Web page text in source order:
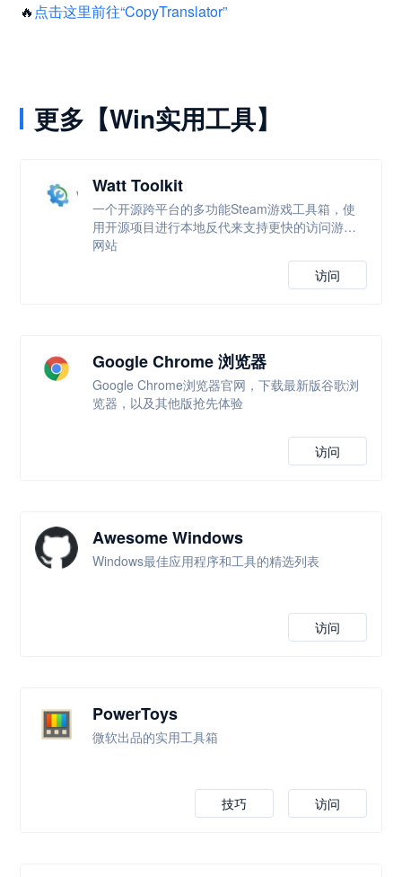
🔥 点击这里前往“CopyTranslator”
更多【Win实用工具】
Watt Toolkit
一个开源跨平台的多功能Steam游戏工具箱，使
用开源项目进行本地反代来支持更快的访问游戏
网站
访问
Google Chrome 浏览器
Google Chrome浏览器官网，下载最新版谷歌浏
览器，以及其他版抢先体验
访问
Awesome Windows
Windows最佳应用程序和工具的精选列表
访问
PowerToys
微软出品的实用工具箱
访问
技巧